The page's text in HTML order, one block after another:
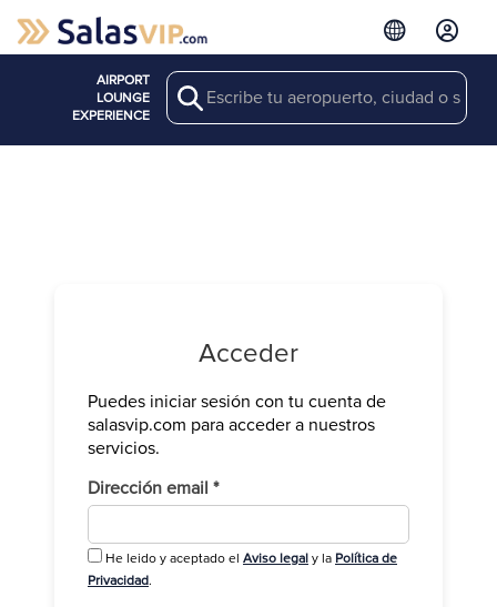
AIRPORT
LOUNGE
EXPERIENCE
Search
Acceder
Puedes iniciar sesión con tu cuenta de
salasvip.com para acceder a nuestros
servicios.
Dirección email *Obligatorio
He leido y aceptado el Aviso legal y la Política de
Privacidad.